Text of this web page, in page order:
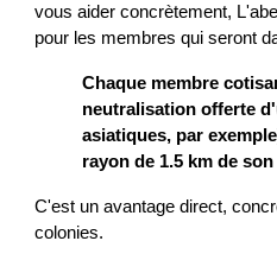
vous aider concrètement,
pour les membres qui seront
Chaque membre
neutralisation offerte
asiatiques, par
rayon de 1.5 km de
C'est un avantage direct,
colonies.